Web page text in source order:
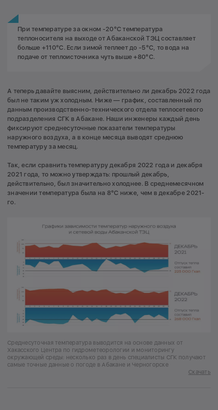
При температуре за окном -20°С температура
теплоносителя на выходе от Абаканской ТЭЦ составляет
больше +110°С. Если зимой теплеет до -5°С, то вода на
подаче от теплоисточника чуть выше +80°С.
А теперь давайте выясним, действительно ли декабрь 2022 года
был не таким уж холодным. Ниже — график, составленный по
данным производственно-технического отдела теплосетевого
подразделения СГК в Абакане. Наши инженеры каждый день
фиксируют среднесуточные показатели температуры
наружного воздуха, а в конце месяца выводят среднюю
температуру за месяц.
Так, если сравнить температуру декабря 2022 года и декабря
2021 года, то можно утверждать: прошлый декабрь,
действительно, был значительно холоднее. В среднемесячном
значении температура была на 8°С ниже, чем в декабре 2021-
го.
Среднесуточная температура выводится на основе данных от
Хакасского Центра по гидрометеорологии и мониторингу
окружающей среды: несколько раз в день специалисты СГК получают
самые точные данные о погоде в Абакане и Черногорске
Скачать